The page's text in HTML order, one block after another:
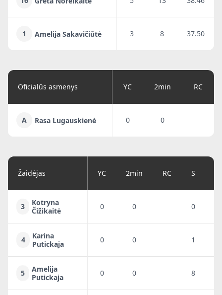
1 Amelija Sakavičiūtė 3 8 37.50
Oficialūs asmenys YC 2min RC
A Rasa Lugauskienė 0 0
Žaidėjas YC 2min RC S
3
Kotryna
Čižikaitė
0 0 0
4
Karina
Putickaja
0 0 1
5
Amelija
Putickaja
0 0 8